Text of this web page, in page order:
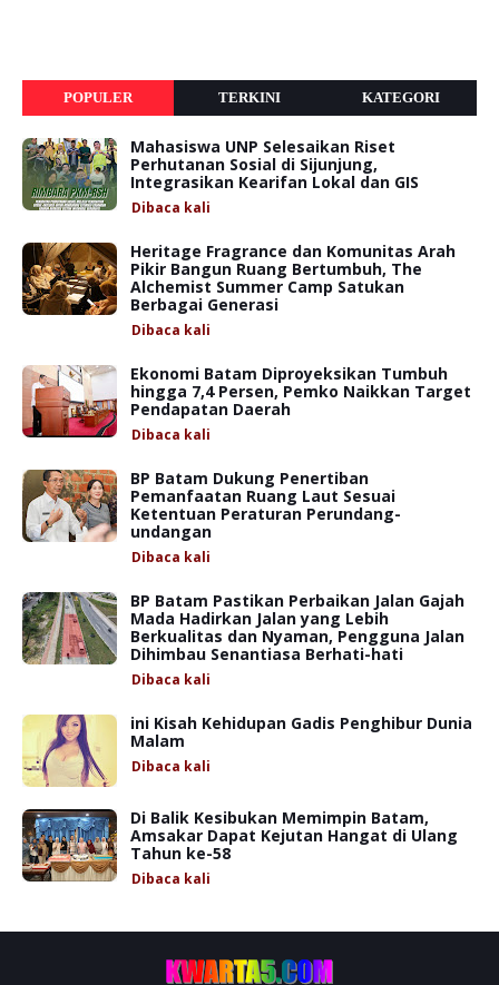
POPULER TERKINI KATEGORI
Mahasiswa UNP Selesaikan Riset
Perhutanan Sosial di Sijunjung,
Integrasikan Kearifan Lokal dan GIS
Dibaca kali
Heritage Fragrance dan Komunitas Arah
Pikir Bangun Ruang Bertumbuh, The
Alchemist Summer Camp Satukan
Berbagai Generasi
Dibaca kali
Ekonomi Batam Diproyeksikan Tumbuh
hingga 7,4 Persen, Pemko Naikkan Target
Pendapatan Daerah
Dibaca kali
BP Batam Dukung Penertiban
Pemanfaatan Ruang Laut Sesuai
Ketentuan Peraturan Perundang-
undangan
Dibaca kali
BP Batam Pastikan Perbaikan Jalan Gajah
Mada Hadirkan Jalan yang Lebih
Berkualitas dan Nyaman, Pengguna Jalan
Dihimbau Senantiasa Berhati-hati
Dibaca kali
ini Kisah Kehidupan Gadis Penghibur Dunia
Malam
Dibaca kali
Di Balik Kesibukan Memimpin Batam,
Amsakar Dapat Kejutan Hangat di Ulang
Tahun ke-58
Dibaca kali